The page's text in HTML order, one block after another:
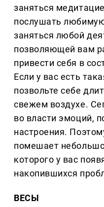
заняться
послушать
заняться любой
позволяющей вам
привести себя в
Если у вас есть
позвольте себе
свежем воздухе.
во власти эмоций,
настроения.
помешает
которого у вас
накопившихся
ВЕСЫ